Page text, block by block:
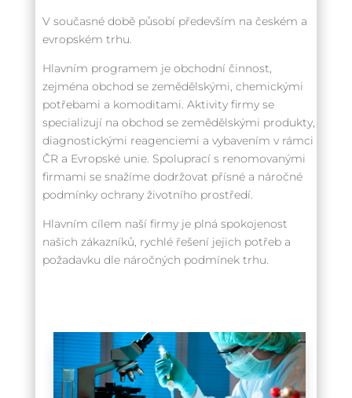
V současné době působí především na českém a
evropském trhu.
Hlavním programem je obchodní činnost,
zejména obchod se zemědělskými, chemickými
potřebami a komoditami. Aktivity firmy se
specializují na obchod se zemědělskými produkty,
diagnostickými reagenciemi a vybavením v rámci
ČR a Evropské unie. Spoluprací s renomovanými
firmami se snažíme dodržovat přísné a náročné
podmínky ochrany životního prostředí.
Hlavním cílem naší firmy je plná spokojenost
našich zákazníků, rychlé řešení jejich potřeb a
požadavku dle náročných podmínek trhu.